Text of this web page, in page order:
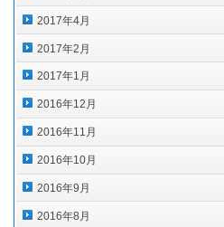
2017年4月
2017年2月
2017年1月
2016年12月
2016年11月
2016年10月
2016年9月
2016年8月